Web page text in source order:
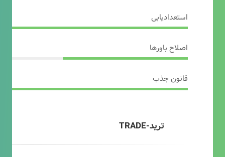
استعدادیابی
اصلاح باورها
قانون جذب
ترید-TRADE